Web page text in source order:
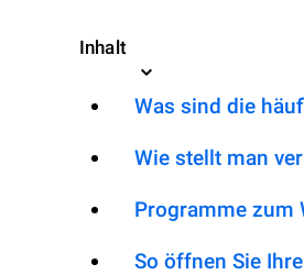
Inhalt
Was sind die
Wie stellt man
Programme zum
So öffnen Sie